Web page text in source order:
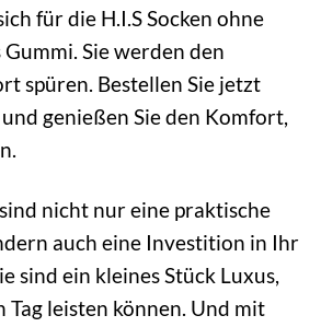
für die H.I.S Socken ohne
Sie werden den
spüren. Bestellen Sie jetzt
genießen Sie den Komfort,
nicht nur eine praktische
auch eine Investition in Ihr
sind ein kleines Stück Luxus,
Tag leisten können. Und mit